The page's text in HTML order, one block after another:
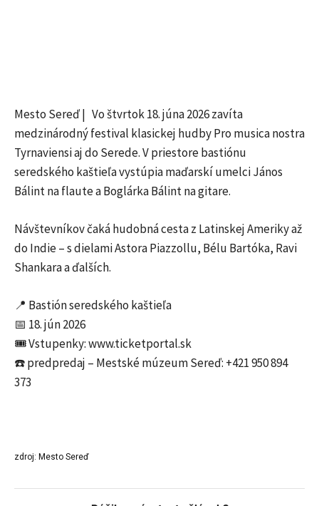
Mesto Sereď | Vo štvrtok 18. júna 2026 zavíta
medzinárodný festival klasickej hudby Pro musica nostra
Tyrnaviensi aj do Serede. V priestore bastiónu
seredského kaštieľa vystúpia maďarskí umelci János
Bálint na flaute a Boglárka Bálint na gitare.
Návštevníkov čaká hudobná cesta z Latinskej Ameriky až
do Indie – s dielami Astora Piazzollu, Bélu Bartóka, Ravi
Shankara a ďalších.
📍 Bastión seredského kaštieľa
📅 18. jún 2026
🎟️ Vstupenky: www.ticketportal.sk
☎️ predpredaj – Mestské múzeum Sereď: +421 950 894
373
zdroj: Mesto Sereď